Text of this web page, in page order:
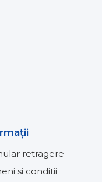
retragere
si conditii